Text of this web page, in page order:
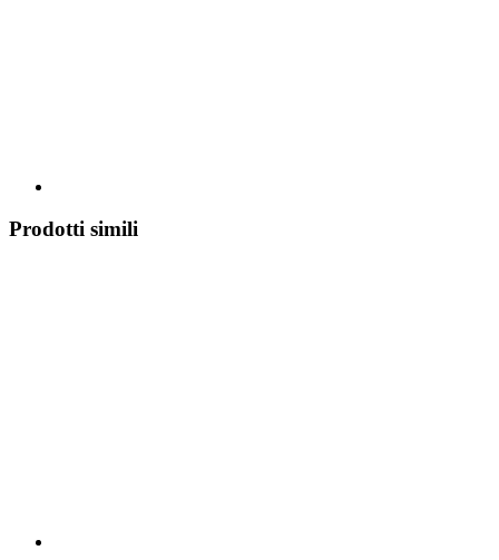
Prodotti simili